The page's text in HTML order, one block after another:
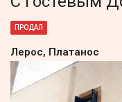
ПРОДАЛ
Лерос, Платанос